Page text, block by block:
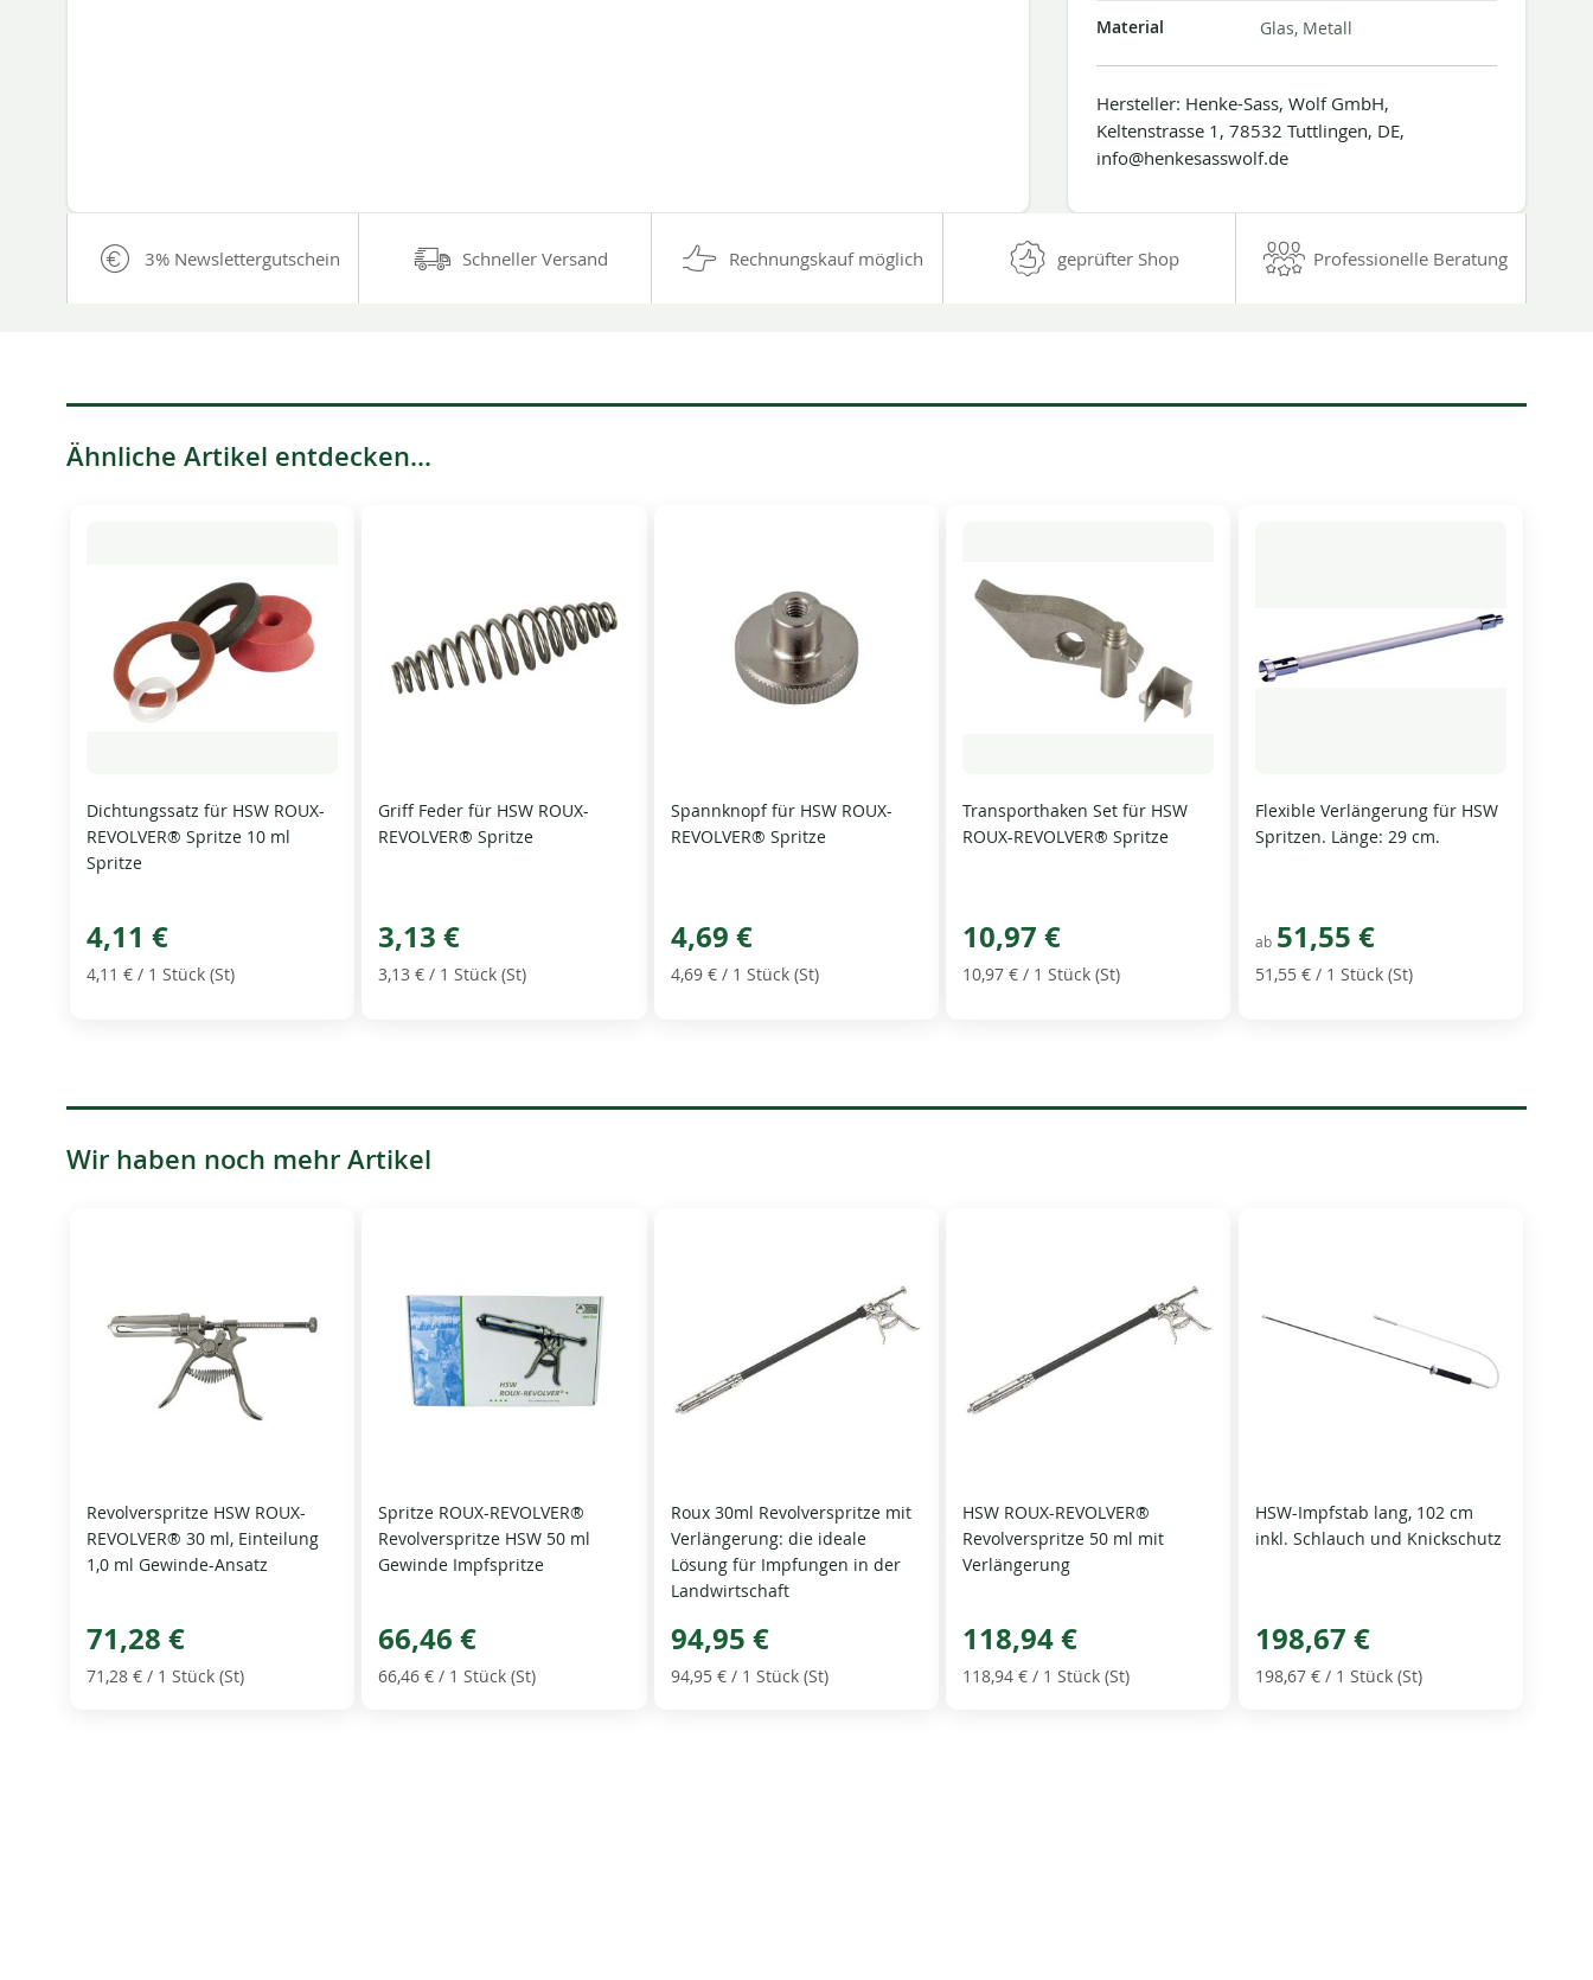
Material Glas, Metall
Hersteller: Henke-Sass, Wolf GmbH,
Keltenstrasse 1, 78532 Tuttlingen, DE,
info@henkesasswolf.de
3% Newslettergutschein Schneller Versand Rechnungskauf möglich geprüfter Shop Professionelle Beratung
Ähnliche Artikel entdecken...
Dichtungssatz für HSW ROUX-
REVOLVER® Spritze 10 ml
Spritze
4,11 €
4,11 € / 1 Stück (St)
Griff Feder für HSW ROUX-
REVOLVER® Spritze
3,13 €
3,13 € / 1 Stück (St)
Spannknopf für HSW ROUX-
REVOLVER® Spritze
4,69 €
4,69 €/ 1 Stück (St)
Transporthaken Set für HSW
ROUX-REVOLVER® Spritze
10,97 €
10,97 € / 1 Stück (St)
Flexible Verlängerung für HSW
Spritzen. Länge: 29 cm.
ab 51,55 €
51,55 €/ 1 Stück (St)
Wir haben noch mehr Artikel
Revolverspritze HSW ROUX-
REVOLVER® 30 ml, Einteilung
1,0 ml Gewinde-Ansatz
71,28 €
71,28 € / 1 Stück (St)
Spritze ROUX-REVOLVER®
Revolverspritze HSW 50 ml
Gewinde Impfspritze
66,46 €
66,46 € / 1 Stück (St)
Roux 30ml Revolverspritze mit
Verlängerung: die ideale
Lösung für Impfungen in der
Landwirtschaft
94,95 €
94,95 €/ 1 Stück (St)
HSW ROUX-REVOLVER®
Revolverspritze 50 ml mit
Verlängerung
118,94 €
118,94 € / 1 Stück (St)
HSW-Impfstab lang, 102 cm
inkl. Schlauch und Knickschutz
198,67 €
198,67 €/ 1 Stück (St)